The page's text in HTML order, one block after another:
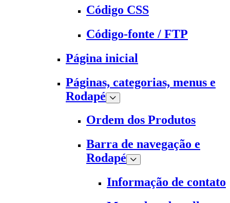
Código CSS
Código-fonte / FTP
Página inicial
Páginas, categorias, menus e
Rodapé
Ordem dos Produtos
Barra de navegação e
Rodapé
Informação de contato